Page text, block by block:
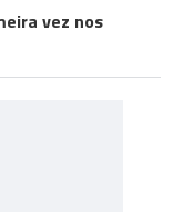
vez nos